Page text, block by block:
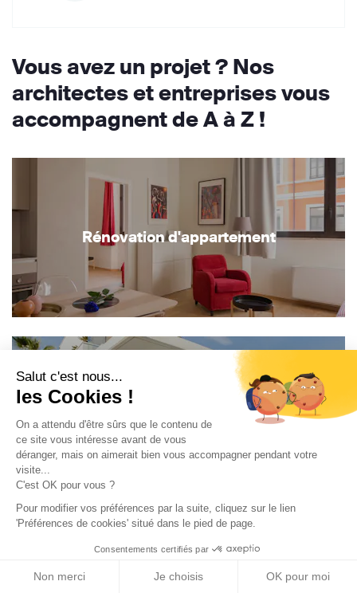
Salut c'est nous...
les Cookies !
On a attendu d'être sûrs que le contenu de
ce site vous intéresse avant de vous
déranger, mais on aimerait bien vous accompagner pendant votre
visite...
C'est OK pour vous ?
Pour modifier vos préférences par la suite, cliquez sur le lien
'Préférences de cookies' situé dans le pied de page.
Consentements certifiés par
Non merci Je choisis OK pour moi
Vous avez un projet ? Nos
architectes et entreprises vous
accompagnent de A à Z !
Rénovation d'appartement
Construction de maison